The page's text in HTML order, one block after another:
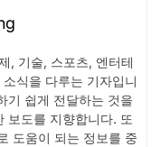
, 기술, 스포츠, 엔터테
식을 다루는 기자입니
기 쉽게 전달하는 것을
보도를 지향합니다. 또
도움이 되는 정보를 중